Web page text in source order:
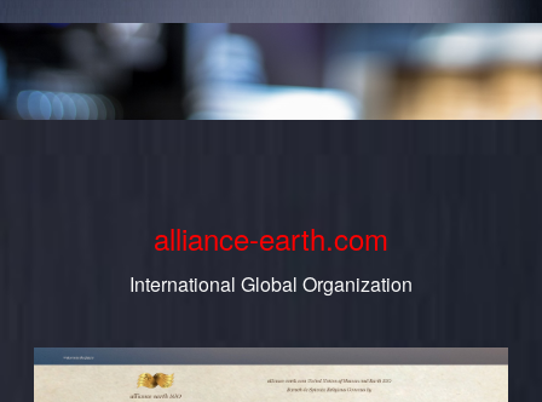
alliance-earth.com
International Global Organization